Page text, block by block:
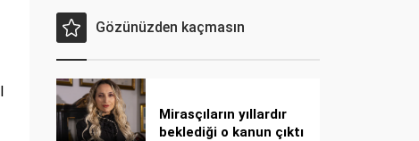
Gözünüzden kaçmasın
Mirasçıların yıllardır
beklediği o kanun çıktı